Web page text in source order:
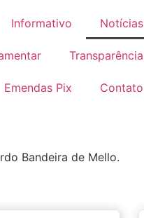
Informativo Notícias
Transparência
Emendas Pix Contato
Bandeira de Mello.